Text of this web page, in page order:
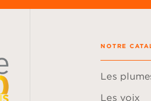
NOTRE
Les
Les voix